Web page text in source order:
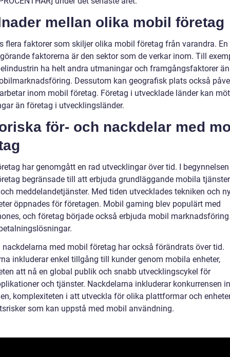
mellan olika mobil företag
flera faktorer som skiljer olika mobil företag från varandra. En
faktorerna är den sektor som de verkar inom. Till
ha helt andra utmaningar och framgångsfaktorer
Dessutom kan geografisk plats också
inom mobil företag. Företag i utvecklade länder kan
än företag i utvecklingsländer.
för- och nackdelar med
har genomgått en rad utvecklingar över tid. I
begränsade till att erbjuda grundläggande mobila
meddelandetjänster. Med tiden utvecklades tekniken och
öppnades för företagen. Mobil gaming blev populärt med
och företag började också erbjuda mobil
nackdelarna med mobil företag har också förändrats över tid.
inkluderar enkel tillgång till kunder genom mobila enheter,
att nå en global publik och snabb utvecklingscykel för
och tjänster. Nackdelarna inkluderar konkurrensen
komplexiteten i att utveckla för olika plattformar och
som kan uppstå med mobil användning.